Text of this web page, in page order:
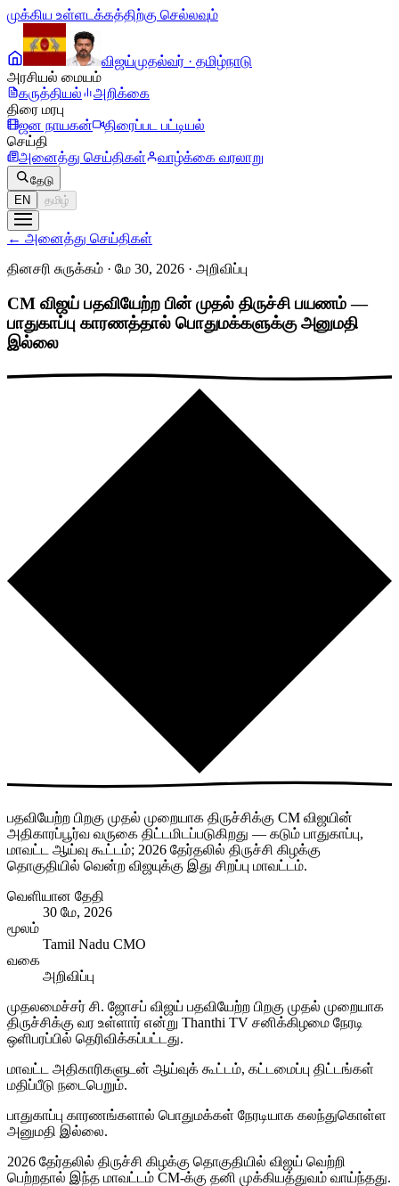
முக்கிய உள்ளடக்கத்திற்கு செல்லவும்
விஜய்முதல்வர் · தமிழ்நாடு
அரசியல் மையம்
கருத்தியல்
அறிக்கை
திரை மரபு
ஜன நாயகன்
திரைப்பட பட்டியல்
செய்தி
அனைத்து செய்திகள்
வாழ்க்கை வரலாறு
தேடு
EN
தமிழ்
← அனைத்து செய்திகள்
தினசரி சுருக்கம் · மே 30, 2026 · அறிவிப்பு
CM விஜய் பதவியேற்ற பின் முதல் திருச்சி பயணம் —
பாதுகாப்பு காரணத்தால் பொதுமக்களுக்கு அனுமதி
இல்லை
பதவியேற்ற பிறகு முதல் முறையாக திருச்சிக்கு CM விஜயின்
அதிகாரப்பூர்வ வருகை திட்டமிடப்படுகிறது — கடும் பாதுகாப்பு,
மாவட்ட ஆய்வு கூட்டம்; 2026 தேர்தலில் திருச்சி கிழக்கு
தொகுதியில் வென்ற விஜயுக்கு இது சிறப்பு மாவட்டம்.
வெளியான தேதி
30 மே, 2026
மூலம்
Tamil Nadu CMO
வகை
அறிவிப்பு
முதலமைச்சர் சி. ஜோசப் விஜய் பதவியேற்ற பிறகு முதல் முறையாக
திருச்சிக்கு வர உள்ளார் என்று Thanthi TV சனிக்கிழமை நேரடி
ஒளிபரப்பில் தெரிவிக்கப்பட்டது.
மாவட்ட அதிகாரிகளுடன் ஆய்வுக் கூட்டம், கட்டமைப்பு திட்டங்கள்
மதிப்பீடு நடைபெறும்.
பாதுகாப்பு காரணங்களால் பொதுமக்கள் நேரடியாக கலந்துகொள்ள
அனுமதி இல்லை.
2026 தேர்தலில் திருச்சி கிழக்கு தொகுதியில் விஜய் வெற்றி
பெற்றதால் இந்த மாவட்டம் CM-க்கு தனி முக்கியத்துவம் வாய்ந்தது.